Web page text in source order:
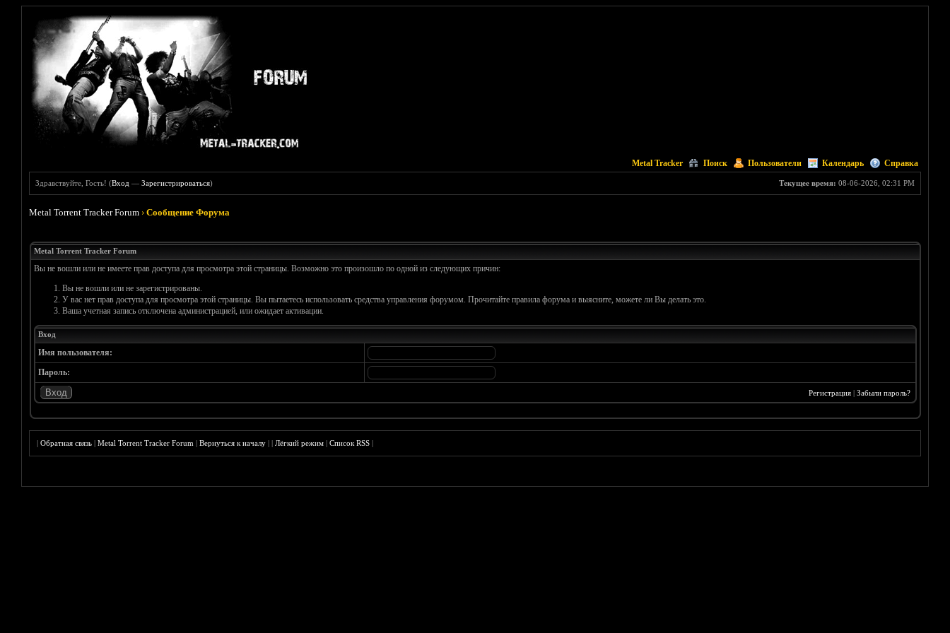
Metal Tracker Поиск Пользователи Календарь Справка
Текущее время: 08-06-2026, 02:31 PM
Здравствуйте, Гость! (Вход —Зарегистрироваться)
Metal Torrent Tracker Forum ›Сообщение Форума
Metal Torrent Tracker Forum
Вы не вошли или не имеете прав доступа для просмотра этой страницы. Возможно это произошло по одной из следующих причин:
Вы не вошли или не зарегистрированы.
У вас нет прав доступа для просмотра этой страницы. Вы пытаетесь использовать средства управления форумом. Прочитайте правила форума и выясните, можете ли Вы делать это.
Ваша учетная запись отключена администрацией, или ожидает активации.
Вход
Имя пользователя:
Пароль:
Регистрация| Забыли пароль?
|Обратная связь |Metal Torrent Tracker Forum |Вернуться к началу ||Лёгкий режим |Список RSS |